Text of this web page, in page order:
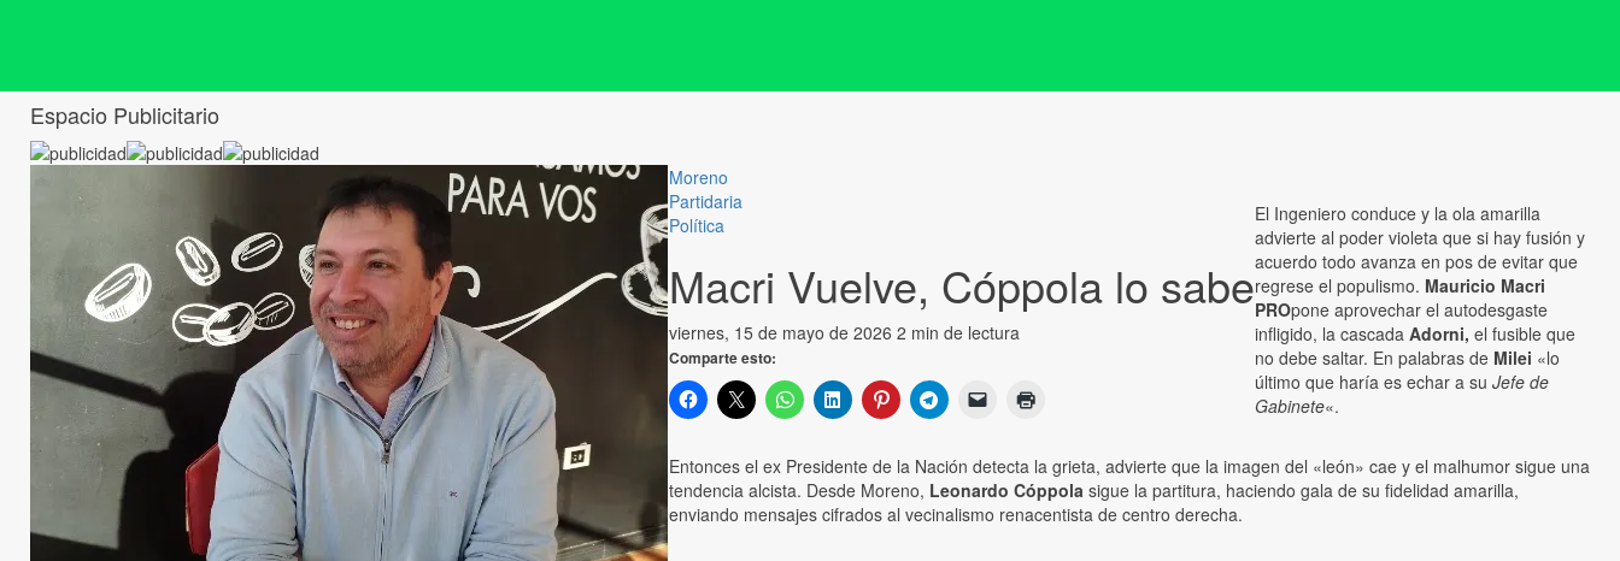
Espacio Publicitario
Moreno
Partidaria
Política
Macri Vuelve, Cóppola lo sabe
viernes, 15 de mayo de 2026 2 min de lectura
Comparte esto:
El Ingeniero conduce y la ola amarilla
advierte al poder violeta que si hay fusión y
acuerdo todo avanza en pos de evitar que
regrese el populismo. Mauricio Macri
PROpone aprovechar el autodesgaste
infligido, la cascada Adorni, el fusible que
no debe saltar. En palabras de Milei «lo
último que haría es echar a su Jefe de
Gabinete«.
Entonces el ex Presidente de la Nación detecta la grieta, advierte que la imagen del «león» cae y el malhumor sigue una
tendencia alcista. Desde Moreno, Leonardo Cóppola sigue la partitura, haciendo gala de su fidelidad amarilla,
enviando mensajes cifrados al vecinalismo renacentista de centro derecha.